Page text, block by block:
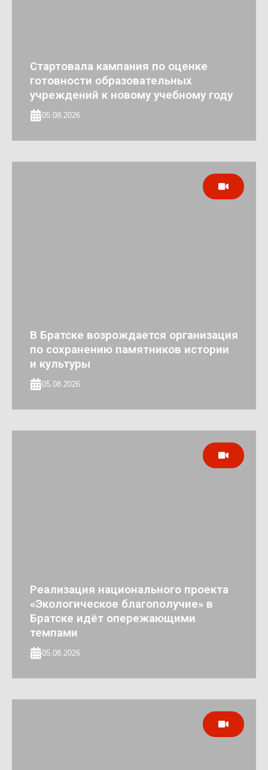
Стартовала кампания по оценке
готовности образовательных
учреждений к новому учебному году
05.08.2026
В Братске возрождается организация
по сохранению памятников истории
и культуры
05.08.2026
Реализация национального проекта
«Экологическое благополучие» в
Братске идёт опережающими
темпами
05.08.2026